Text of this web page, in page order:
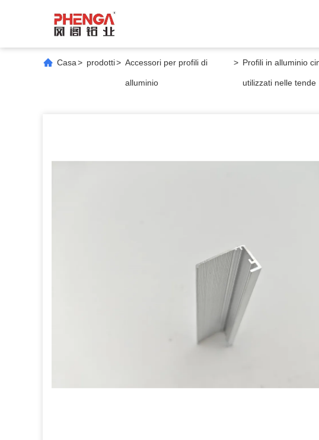
Casa> prodotti> Accessori per profili di
alluminio
> Profili in alluminio
utilizzati nelle tende